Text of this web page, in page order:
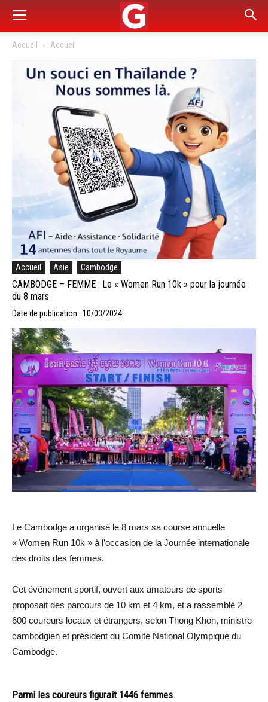
Accueil Accueil
Accueil Asie Cambodge
CAMBODGE – FEMME : Le « Women Run 10k » pour la journée
du 8 mars
Date de publication : 10/03/2024
Le Cambodge a organisé le 8 mars sa course annuelle
« Women Run 10k » à l’occasion de la Journée internationale
des droits des femmes.
Cet événement sportif, ouvert aux amateurs de sports
proposait des parcours de 10 km et 4 km, et a rassemblé 2
600 coureurs locaux et étrangers, selon Thong Khon, ministre
cambodgien et président du Comité National Olympique du
Cambodge.
Parmi les coureurs figurait 1446 femmes.